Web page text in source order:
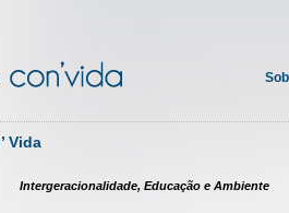
Vida
Intergeracionalidade, Educação e Ambiente